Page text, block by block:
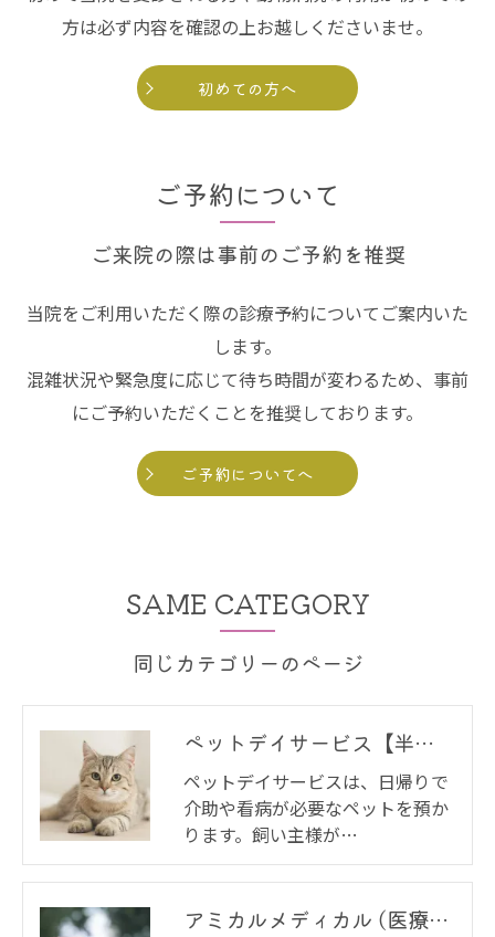
方は必ず内容を確認の上お越しくださいませ。
初めての方へ
ご予約について
ご来院の際は事前のご予約を推奨
当院をご利用いただく際の診療予約についてご案内いた
します。
混雑状況や緊急度に応じて待ち時間が変わるため、事前
にご予約いただくことを推奨しております。
ご予約についてへ
同じカテゴリーのページ
SAME CATEGORY
ペットデイサービス【半日入院と入院】
ペットデイサービスは、日帰りで
介助や看病が必要なペットを預か
ります。飼い主様が…
アミカルメディカル (医療) トリミング